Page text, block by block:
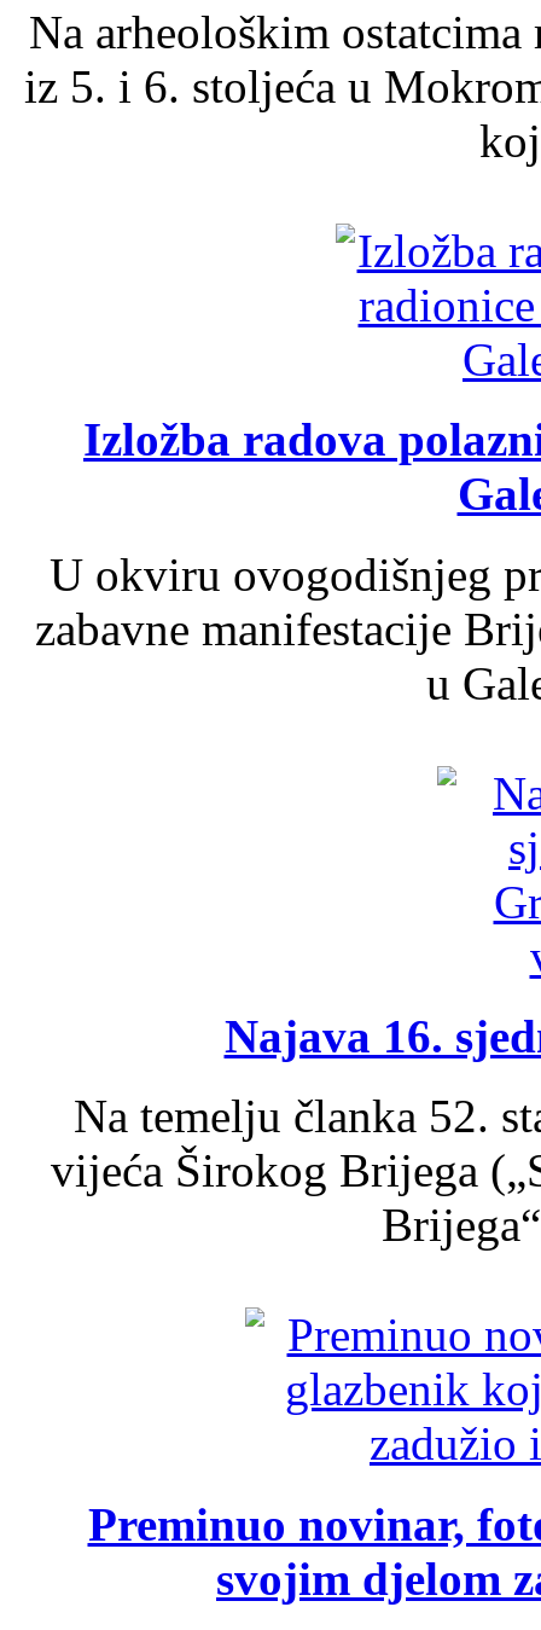
Na arheološkim
iz 5. i 6. stoljeća u
Izložba radova
U okviru ovogodišnjeg
zabavne manifestacije
u
Najava 16.
Na temelju članka 52.
vijeća Širokog Brijega
Preminuo novinar,
svojim djelom